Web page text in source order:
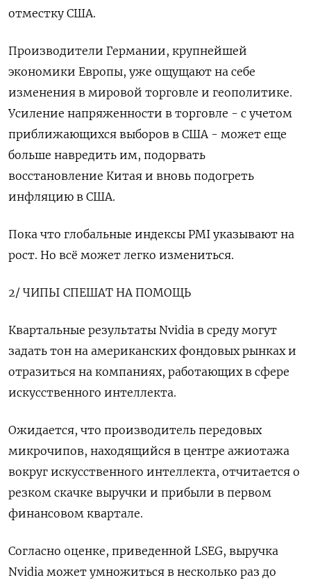
отместку США.
Производители Германии, крупнейшей
экономики Европы, уже ощущают на себе
изменения в мировой торговле и геополитике.
Усиление напряженности в торговле - с учетом
приближающихся выборов в США - может еще
больше навредить им, подорвать
восстановление Китая и вновь подогреть
инфляцию в США.
Пока что глобальные индексы PMI указывают на
рост. Но всё может легко измениться.
2/ ЧИПЫ СПЕШАТ НА ПОМОЩЬ
Квартальные результаты Nvidia в среду могут
задать тон на американских фондовых рынках и
отразиться на компаниях, работающих в сфере
искусственного интеллекта.
Ожидается, что производитель передовых
микрочипов, находящийся в центре ажиотажа
вокруг искусственного интеллекта, отчитается о
резком скачке выручки и прибыли в первом
финансовом квартале.
Согласно оценке, приведенной LSEG, выручка
Nvidia может умножиться в несколько раз до